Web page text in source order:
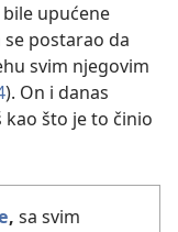
upućene
se postarao da
svim njegovim
). On i danas
kao što je to činio
, sa svim